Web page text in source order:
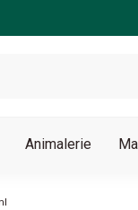
Animalerie